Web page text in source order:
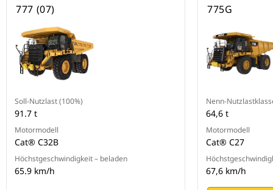
777 (07)
Soll-Nutzlast (100%)
91.7 t
Motormodell
Cat® C32B
Höchstgeschwindigkeit – beladen
65.9 km/h
775G
Nenn-
64,6 t
Motormodell
Cat® C27
67,6 km/h